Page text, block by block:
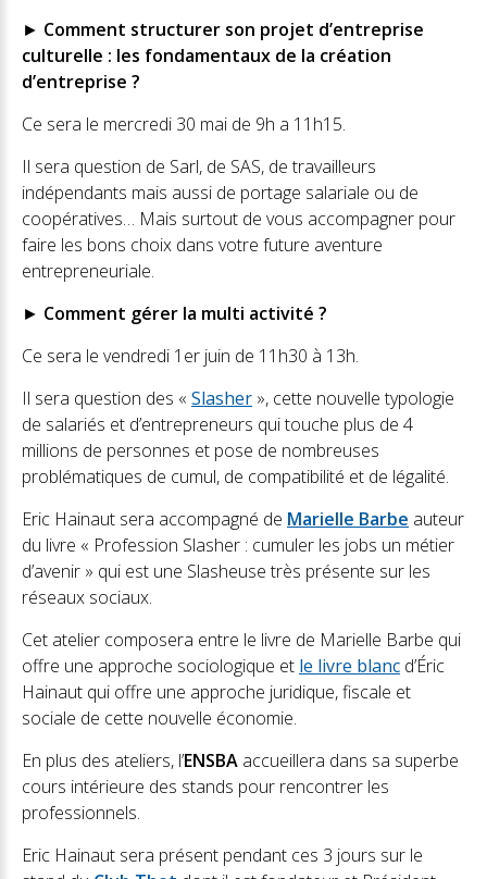
► Comment structurer son projet d’entreprise
culturelle : les fondamentaux de la création
d’entreprise ?
Ce sera le mercredi 30 mai de 9h a 11h15.
Il sera question de Sarl, de SAS, de travailleurs
indépendants mais aussi de portage salariale ou de
coopératives… Mais surtout de vous accompagner pour
faire les bons choix dans votre future aventure
entrepreneuriale.
► Comment gérer la multi activité ?
Ce sera le vendredi 1er juin de 11h30 à 13h.
Il sera question des « Slasher », cette nouvelle typologie
de salariés et d’entrepreneurs qui touche plus de 4
millions de personnes et pose de nombreuses
problématiques de cumul, de compatibilité et de légalité.
Eric Hainaut sera accompagné de Marielle Barbe auteur
du livre « Profession Slasher : cumuler les jobs un métier
d’avenir » qui est une Slasheuse très présente sur les
réseaux sociaux.
Cet atelier composera entre le livre de Marielle Barbe qui
offre une approche sociologique et le livre blanc d’Éric
Hainaut qui offre une approche juridique, fiscale et
sociale de cette nouvelle économie.
En plus des ateliers, l’ENSBA accueillera dans sa superbe
cours intérieure des stands pour rencontrer les
professionnels.
Eric Hainaut sera présent pendant ces 3 jours sur le